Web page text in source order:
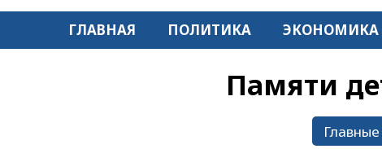
ГЛАВНАЯ ПОЛИТИКА ЭКОНОМИКА
Памяти